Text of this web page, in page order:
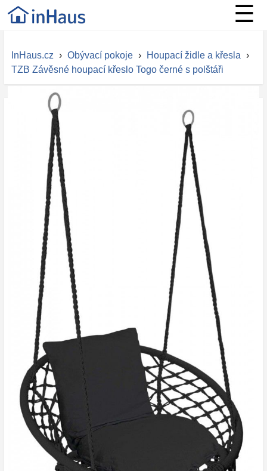
☰
InHaus.cz › Obývací pokoje › Houpací židle a křesla ›
TZB Závěsné houpací křeslo Togo černé s polštáři